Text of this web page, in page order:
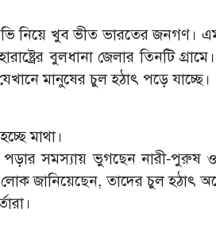
নিয়ে খুব ভীত ভারতের জনগণ।
বুলধানা জেলার তিনটি
মানুষের চুল হঠাৎ পড়ে যাচ্ছে।
মাথা।
সমস্যায় ভুগছেন নারী-পুরুষ ও
জানিয়েছেন, তাদের চুল হঠাৎ